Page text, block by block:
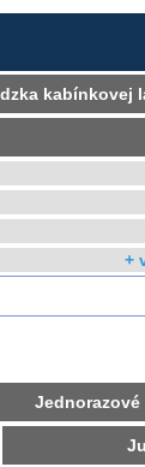
kabínkovej
+